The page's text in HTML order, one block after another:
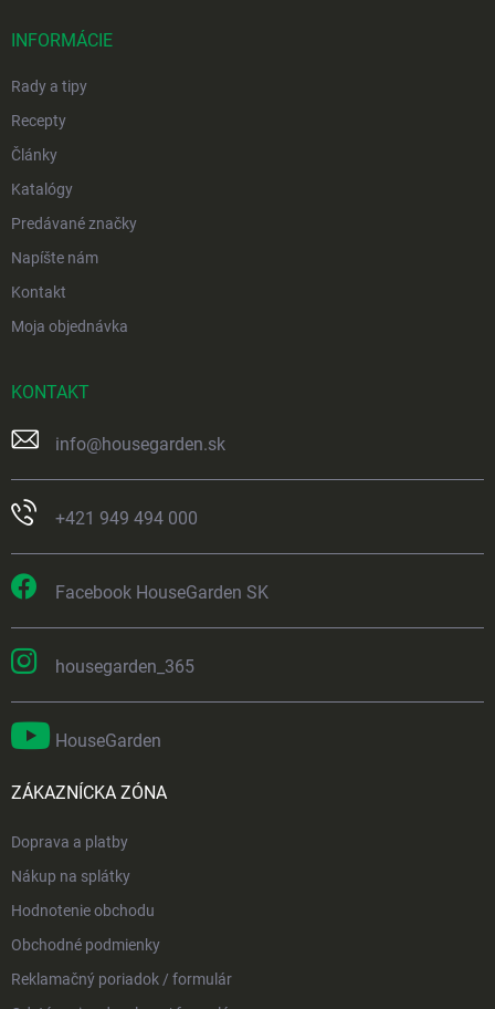
INFORMÁCIE
Rady a tipy
Recepty
Články
Katalógy
Predávané značky
Napíšte nám
Kontakt
Moja objednávka
KONTAKT
info@housegarden.sk
+421 949 494 000
Facebook HouseGarden SK
housegarden_365
HouseGarden
ZÁKAZNÍCKA ZÓNA
Doprava a platby
Nákup na splátky
Hodnotenie obchodu
Obchodné podmienky
Reklamačný poriadok / formulár